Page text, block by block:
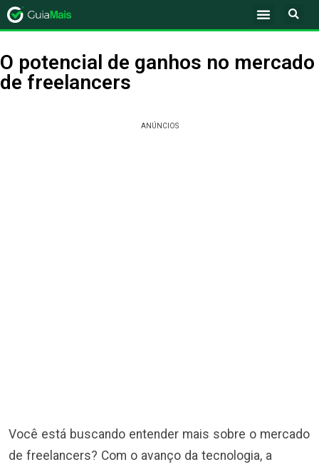
O potencial de ganhos no mercado
de freelancers
ANÚNCIOS
Você está buscando entender mais sobre o mercado
de freelancers? Com o avanço da tecnologia, a